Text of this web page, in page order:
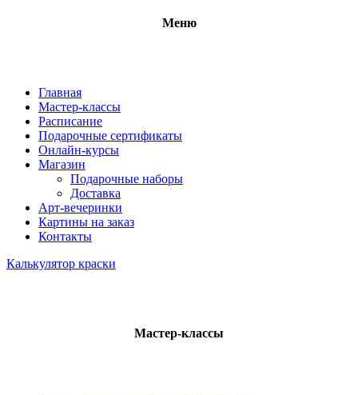
Меню
Главная
Мастер-классы
Расписание
Подарочные сертификаты
Онлайн-курсы
Магазин
Подарочные наборы
Доставка
Арт-вечеринки
Картины на заказ
Контакты
Калькулятор краски
Мастер-классы